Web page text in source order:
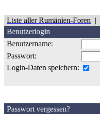
Liste aller Rumänien-Foren |
Benutzerlogin
Benutzername:
Passwort:
Login-Daten speichern:
Passwort vergessen?